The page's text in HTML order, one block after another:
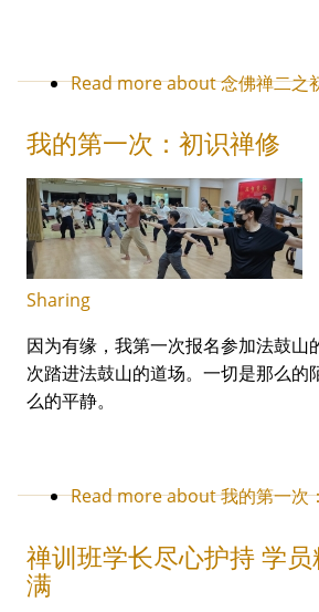
Read moreabout 念佛禅二之
我的第一次：初识禅修
Sharing
因为有缘，我第一次报名参加法鼓山
次踏进法鼓山的道场。一切是那么的
么的平静。
Read moreabout 我的第一次
禅训班学长尽心护持 学
满